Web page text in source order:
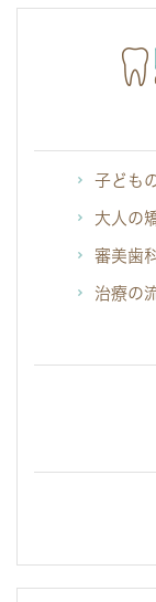
子ども
大人の
審美歯
治療の